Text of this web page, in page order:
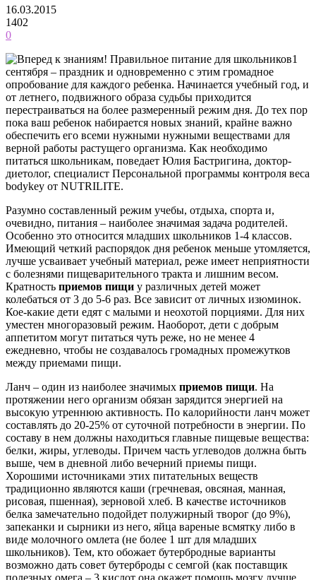
16.03.2015
1402
0
1
сентября – праздник и одновременно с этим громадное
опробование для каждого ребенка. Начинается учебный год, и
от летнего, подвижного образа судьбы приходится
перестраиваться на более размеренный режим дня. До тех пор
пока ваш ребенок набирается новых знаний, крайне важно
обеспечить его всеми нужными нужными веществами для
верной работы растущего организма. Как необходимо
питаться школьникам, поведает Юлия Бастригина, доктор-
диетолог, специалист Персональной программы контроля веса
bodykey от NUTRILITE.
Разумно составленный режим учебы, отдыха, спорта и,
очевидно, питания – наиболее значимая задача родителей.
Особенно это относится младших школьников 1-4 классов.
Имеющий четкий распорядок дня ребенок меньше утомляется,
лучше усваивает учебный материал, реже имеет неприятности
с болезнями пищеварительного тракта и лишним весом.
Кратность приемов пищи у различных детей может
колебаться от 3 до 5-6 раз. Все зависит от личных изюминок.
Кое-какие дети едят с малыми и неохотой порциями. Для них
уместен многоразовый режим. Наоборот, дети с добрым
аппетитом могут питаться чуть реже, но не менее 4
ежедневно, чтобы не создавалось громадных промежутков
между приемами пищи.
Ланч – один из наиболее значимых приемов пищи. На
протяжении него организм обязан зарядится энергией на
высокую утреннюю активность. По калорийности ланч может
составлять до 20-25% от суточной потребности в энергии. По
составу в нем должны находиться главные пищевые вещества:
белки, жиры, углеводы. Причем часть углеводов должна быть
выше, чем в дневной либо вечерний приемы пищи.
Хорошими источниками этих питательных веществ
традиционно являются каши (гречневая, овсяная, манная,
рисовая, пшенная), зерновой хлеб. В качестве источников
белка замечательно подойдет полужирный творог (до 9%),
запеканки и сырники из него, яйца вареные всмятку либо в
виде молочного омлета (не более 1 шт для младших
школьников). Тем, кто обожает бутербродные варианты
возможно дать совет бутерброды с семгой (как поставщик
полезных омега – 3 кислот она окажет помощь мозгу лучше